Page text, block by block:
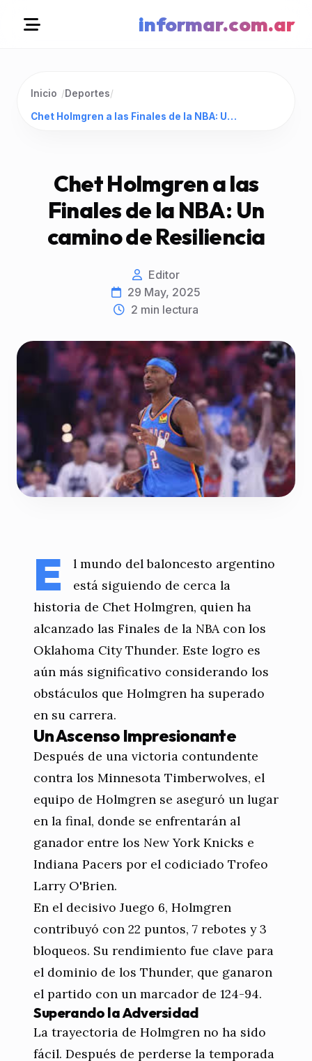
informar.com.ar
Inicio /Deportes/
Chet Holmgren a las Finales de la NBA: Un camino de Resiliencia
Chet Holmgren a las
Finales de la NBA: Un
camino de Resiliencia
Editor
29 May, 2025
2 min lectura
E
l mundo del baloncesto argentino
está siguiendo de cerca la
historia de Chet Holmgren, quien ha
alcanzado las Finales de la NBA con los
Oklahoma City Thunder. Este logro es
aún más significativo considerando los
obstáculos que Holmgren ha superado
en su carrera.
Un Ascenso Impresionante
Después de una victoria contundente
contra los Minnesota Timberwolves, el
equipo de Holmgren se aseguró un lugar
en la final, donde se enfrentarán al
ganador entre los New York Knicks e
Indiana Pacers por el codiciado Trofeo
Larry O'Brien.
En el decisivo Juego 6, Holmgren
contribuyó con 22 puntos, 7 rebotes y 3
bloqueos. Su rendimiento fue clave para
el dominio de los Thunder, que ganaron
el partido con un marcador de 124-94.
Superando la Adversidad
La trayectoria de Holmgren no ha sido
fácil. Después de perderse la temporada